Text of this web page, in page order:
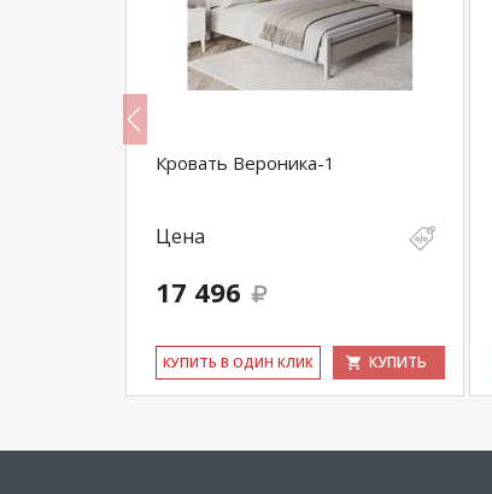
Кровать Вероника-1
Цена
17 496
КУ­ПИТЬ В ОДИН КЛИК КУПИТЬ